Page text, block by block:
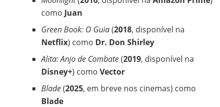
como Juan
Green Book: O Guia(2018, disponível na
Netflix) como Dr. Don Shirley
Alita: Anjo de Combate(2019, disponível na
Disney+) como Vector
Blade(2025, em breve nos cinemas) como
Blade